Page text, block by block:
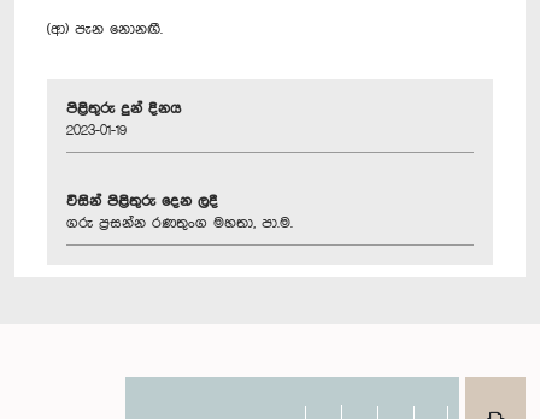
(ආ) පැන නොනඟී.
පිළිතුරු දුන් දිනය
2023-01-19
විසින් පිළිතුරු දෙන ලදී
ගරු ප්‍රසන්න රණතුංග මහතා, පා.ම.